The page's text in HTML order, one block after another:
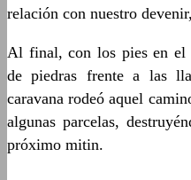
relación con nuestro
Al final, con los pies en el
de piedras frente a las
caravana rodeó aquel
algunas parcelas,
próximo mitin.